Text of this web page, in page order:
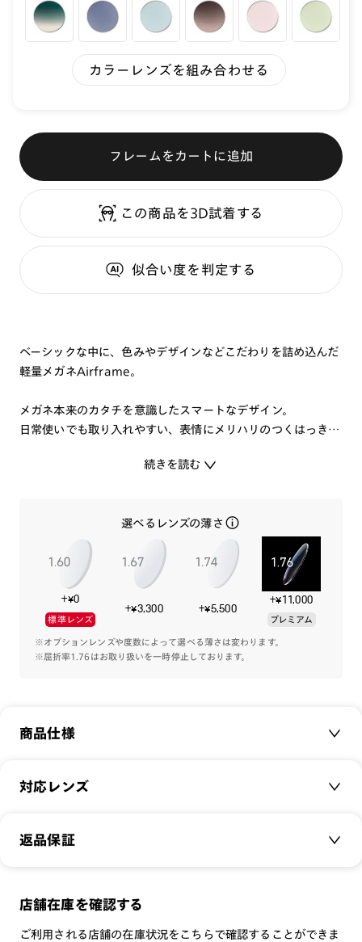
カラーレンズを組み合わせる
フレームをカートに追加
この商品を3D試着する
似合い度を判定する
ベーシックな中に、色みやデザインなどこだわりを詰め込んだ
軽量メガネAirframe。
メガネ本来のカタチを意識したスマートなデザイン。
日常使いでも取り入れやすい、表情にメリハリのつくはっきり
続きを読む
選べるレンズの薄さ
+¥0
標準レンズ
+¥3,300 +¥5,500
+¥11,000
プレミアム
※オプションレンズや度数によって選べる薄さは変わります。
※屈折率1.76はお取り扱いを一時停止しております。
商品仕様
商品名：
サイズ：
シリーズ： STANDARD
性別： UNISEX
対応レンズ
クリアレンズ（常用・老眼鏡用）
JINS SCREEN
返品保証
メガネの度数が合わなくなっても、
店舗在庫を確認する
ご利用される店舗の在庫状況をこちらで確認することができま